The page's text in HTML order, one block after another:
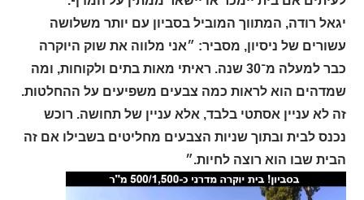
יגאל רודה, המתווך המוביל בסביון עם יותר משלושה
עשורים של ניסיון, מסביר: ״אני מלווה את שוק היוקרה
כבר למעלה מ־30 שנה. ראיתי מאות בתים ולקוחות, ומה
שמדהים הוא לראות כמה צבעים משפיעים על ההחלטות.
זה לא עניין אסתטי בלבד, אלא עניין של תחושה. רוכש
נכנס לבית ובתוך שניות הצבעים מחליטים בשבילו אם זה
הבית שבו הוא רוצה לחיות.״